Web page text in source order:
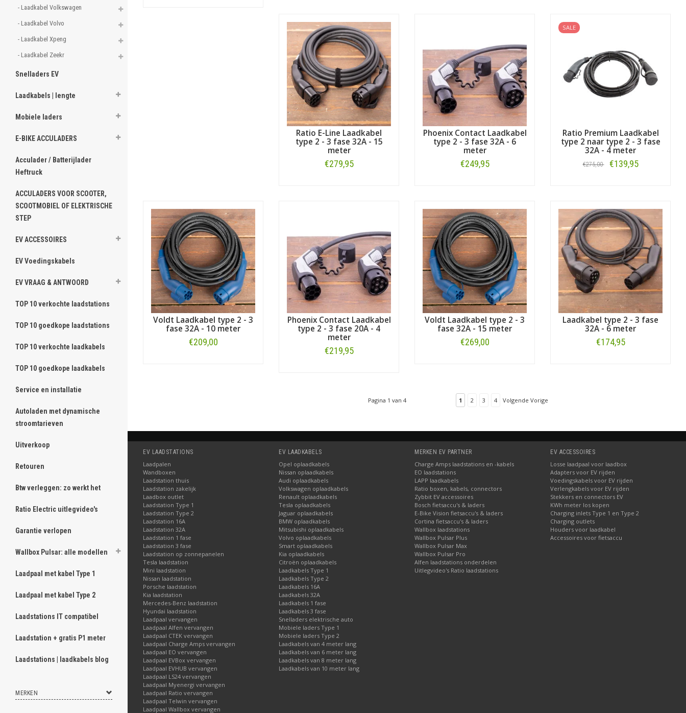
- Laadkabel Volkswagen
- Laadkabel Volvo
- Laadkabel Xpeng
- Laadkabel Zeekr
Snelladers EV
Laadkabels | lengte
Mobiele laders
E-BIKE ACCULADERS
Acculader / Batterijlader
Heftruck
ACCULADERS VOOR SCOOTER,
SCOOTMOBIEL OF ELEKTRISCHE
STEP
EV ACCESSOIRES
EV Voedingskabels
EV VRAAG & ANTWOORD
TOP 10 verkochte laadstations
TOP 10 goedkope laadstations
TOP 10 verkochte laadkabels
TOP 10 goedkope laadkabels
Service en installatie
Autoladen met dynamische
stroomtarieven
Uitverkoop
Retouren
Btw verleggen: zo werkt het
Ratio Electric uitlegvideo's
Garantie verlopen
Wallbox Pulsar: alle modellen
Laadpaal met kabel Type 1
Laadpaal met kabel Type 2
Laadstations IT compatibel
Laadstation + gratis P1 meter
Laadstations | laadkabels blog
MERKEN
Ratio E-Line Laadkabel
type 2 - 3 fase 32A - 15
meter
€279,95
Phoenix Contact Laadkabel
type 2 - 3 fase 32A - 6
meter
€249,95
SALE
Ratio Premium Laadkabel
type 2 naar type 2 - 3 fase
32A - 4 meter
€275,00 €139,95
Voldt Laadkabel type 2 - 3
fase 32A - 10 meter
€209,00
Phoenix Contact Laadkabel
type 2 - 3 fase 20A - 4
meter
€219,95
Voldt Laadkabel type 2 - 3
fase 32A - 15 meter
€269,00
Laadkabel type 2 - 3 fase
32A - 6 meter
€174,95
Pagina 1 van 4 1 2 3 4 Volgende Vorige
EV LAADSTATIONS
Laadpalen
Wandboxen
Laadstation thuis
Laadstation zakelijk
Laadbox outlet
Laadstation Type 1
Laadstation Type 2
Laadstation 16A
Laadstation 32A
Laadstation 1 fase
Laadstation 3 fase
Laadstation op zonnepanelen
Tesla laadstation
Mini laadstation
Nissan laadstation
Porsche laadstation
Kia laadstation
Mercedes-Benz laadstation
Hyundai laadstation
Laadpaal vervangen
Laadpaal Alfen vervangen
Laadpaal CTEK vervangen
Laadpaal Charge Amps vervangen
Laadpaal EO vervangen
Laadpaal EVBox vervangen
Laadpaal EVHUB vervangen
Laadpaal LS24 vervangen
Laadpaal Myenergi vervangen
Laadpaal Ratio vervangen
Laadpaal Telwin vervangen
Laadpaal Wallbox vervangen
EV LAADKABELS
Opel oplaadkabels
Nissan oplaadkabels
Audi oplaadkabels
Volkswagen oplaadkabels
Renault oplaadkabels
Tesla oplaadkabels
Jaguar oplaadkabels
BMW oplaadkabels
Mitsubishi oplaadkabels
Volvo oplaadkabels
Smart oplaadkabels
Kia oplaadkabels
Citroën oplaadkabels
Laadkabels Type 1
Laadkabels Type 2
Laadkabels 16A
Laadkabels 32A
Laadkabels 1 fase
Laadkabels 3 fase
Snelladers elektrische auto
Mobiele laders Type 1
Mobiele laders Type 2
Laadkabels van 4 meter lang
Laadkabels van 6 meter lang
Laadkabels van 8 meter lang
Laadkabels van 10 meter lang
MERKEN EV PARTNER
Charge Amps laadstations en -kabels
EO laadstations
LAPP laadkabels
Ratio boxen, kabels, connectors
Zybbit EV accessoires
Bosch fietsaccu's & laders
E-Bike Vision fietsaccu's & laders
Cortina fietsaccu's & laders
Wallbox laadstations
Wallbox Pulsar Plus
Wallbox Pulsar Max
Wallbox Pulsar Pro
Alfen laadstations onderdelen
Uitlegvideo's Ratio laadstations
EV ACCESSOIRES
Losse laadpaal voor laadbox
Adapters voor EV rijden
Voedingskabels voor EV rijden
Verlengkabels voor EV rijden
Stekkers en connectors EV
KWh meter los kopen
Charging inlets Type 1 en Type 2
Charging outlets
Houders voor laadkabel
Accessoires voor fietsaccu